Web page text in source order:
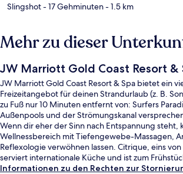
Slingshot- 17 Gehminuten- 1.5 km
Mehr zu dieser
JW Marriott Gold Coast Resort &
JW Marriott Gold Coast Resort & Spa bietet ein
Freizeitangebot für deinen Strandurlaub (z. B.
zu Fuß nur 10 Minuten entfernt von: Surfers
Außenpools und der Strömungskanal
Wenn dir eher der Sinn nach Entspannung steht,
Wellnessbereich mit Tiefengewebe-Massagen,
Reflexologie verwöhnen lassen. Citrique, eins von
serviert internationale Küche und ist zum
Abendessen geöffnet. Als weitere Highlights
Informationen zu den Rechten zur